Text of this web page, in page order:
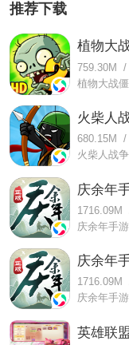
推荐下载
植物大
759.30M /
火柴人
680.15M /
庆余年
1716.09M
庆余年
1716.09M
英雄联